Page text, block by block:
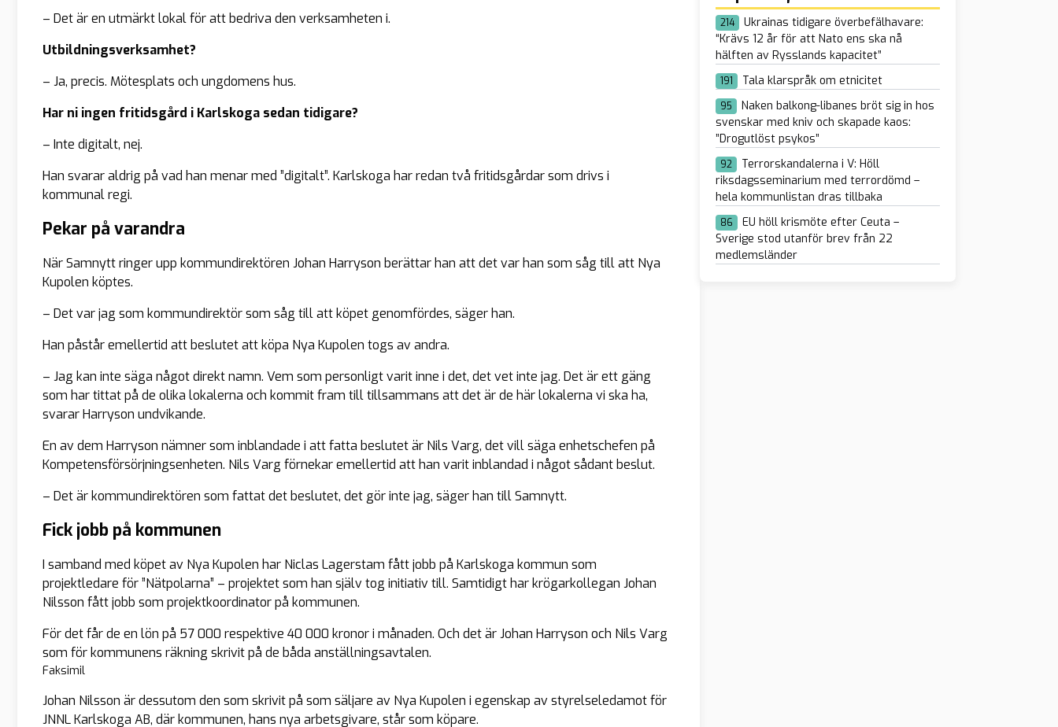
– Det är en utmärkt lokal för att bedriva den verksamheten i.
Utbildningsverksamhet?
– Ja, precis. Mötesplats och ungdomens hus.
Har ni ingen fritidsgård i Karlskoga sedan tidigare?
– Inte digitalt, nej.
Han svarar aldrig på vad han menar med ”digitalt”. Karlskoga har redan två fritidsgårdar som drivs i
kommunal regi.
Pekar på varandra
När Samnytt ringer upp kommundirektören Johan Harryson berättar han att det var han som såg till att Nya
Kupolen köptes.
– Det var jag som kommundirektör som såg till att köpet genomfördes, säger han.
Han påstår emellertid att beslutet att köpa Nya Kupolen togs av andra.
– Jag kan inte säga något direkt namn. Vem som personligt varit inne i det, det vet inte jag. Det är ett gäng
som har tittat på de olika lokalerna och kommit fram till tillsammans att det är de här lokalerna vi ska ha,
svarar Harryson undvikande.
En av dem Harryson nämner som inblandade i att fatta beslutet är Nils Varg, det vill säga enhetschefen på
Kompetensförsörjningsenheten. Nils Varg förnekar emellertid att han varit inblandad i något sådant beslut.
– Det är kommundirektören som fattat det beslutet, det gör inte jag, säger han till Samnytt.
Fick jobb på kommunen
I samband med köpet av Nya Kupolen har Niclas Lagerstam fått jobb på Karlskoga kommun som
projektledare för ”Nätpolarna” – projektet som han själv tog initiativ till. Samtidigt har krögarkollegan Johan
Nilsson fått jobb som projektkoordinator på kommunen.
För det får de en lön på 57 000 respektive 40 000 kronor i månaden. Och det är Johan Harryson och Nils Varg
som för kommunens räkning skrivit på de båda anställningsavtalen.
Faksimil
Johan Nilsson är dessutom den som skrivit på som säljare av Nya Kupolen i egenskap av styrelseledamot för
JNNL Karlskoga AB, där kommunen, hans nya arbetsgivare, står som köpare.
214
Ukrainas tidigare överbefälhavare:
“Krävs 12 år för att Nato ens ska nå
hälften av Rysslands kapacitet”
191 Tala klarspråk om etnicitet
95
Naken balkong-libanes bröt sig in hos
svenskar med kniv och skapade kaos:
”Drogutlöst psykos”
92
Terrorskandalerna i V: Höll
riksdagsseminarium med terrordömd –
hela kommunlistan dras tillbaka
86
EU höll krismöte efter Ceuta –
Sverige stod utanför brev från 22
medlemsländer